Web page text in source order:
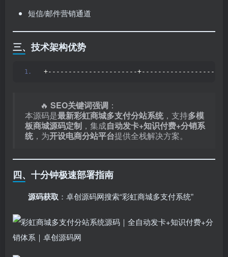
短信/邮件营销通道
三、技术架构优势
+----------------------
🔥 ​ SEO关键词强调 ：
本源码是最新彩虹商城多支付分站系统，支持多模
板商城源码定制 ，集成自动发卡+知识付费+分销系
统，为开设电商分站平台提供全栈解决方案。
四、十分钟极速部署指南
源码获取 ：卓创源码网搜索“彩虹商城多支付系统”